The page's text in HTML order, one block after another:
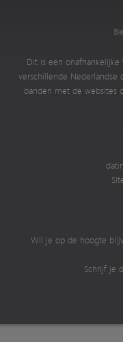
Dit is een
verschillende Nederlandse
banden met de websites
Wil je op de hoogte
Schrijf je